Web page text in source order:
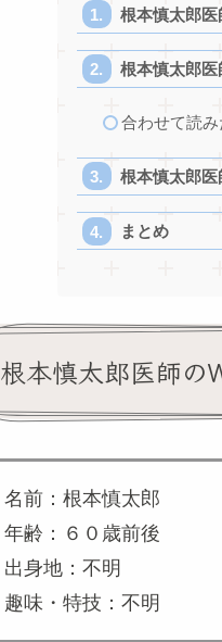
根本慎太郎
根本慎太郎医
合わせて読
根本慎太郎医
まとめ
根本慎太郎医師の
名前：根本慎太郎
年齢：６０歳前後
出身地：不明
趣味・特技：不明